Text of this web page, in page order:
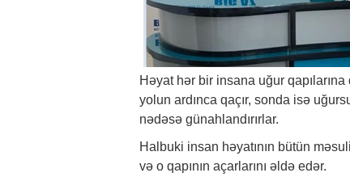
Həyat hər bir insana uğur
yolun ardınca qaçır, sonda isə
nədəsə günahlandırırlar.
Halbuki insan həyatının bütün
və o qapının açarlarını əldə edər.